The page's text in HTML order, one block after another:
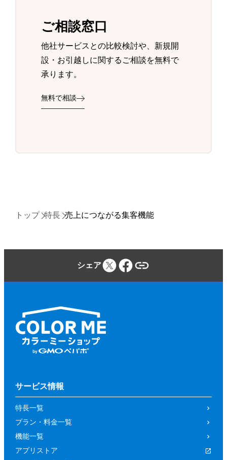
ご相談窓口
他社サービスとの比較検討や、新規開
設・お引越しに関するご相談を無料で
承ります。
無料で相談
トップ 特長 売上につながる集客機能
シェア
サービス情報
特長一覧
プラン・料金一覧
機能一覧
アプリストア